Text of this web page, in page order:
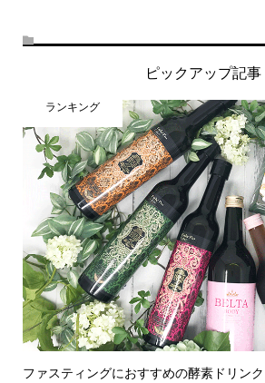
ピックアップ記事
ランキング
ファスティングにおすすめの酵素ドリン